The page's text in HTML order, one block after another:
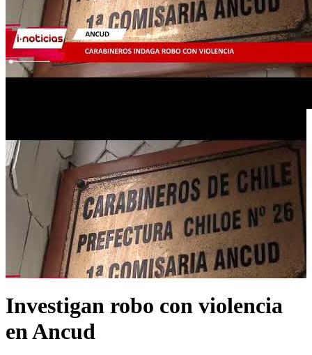
Investigan robo con violencia
en Ancud